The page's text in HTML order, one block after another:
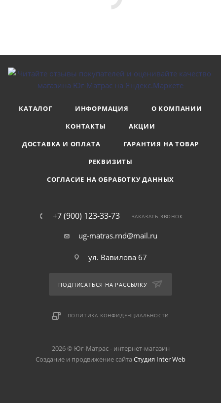
КАТАЛОГ ИНФОРМАЦИЯ
О КОМПАНИИ
КОНТАКТЫ
АКЦИИ
ДОСТАВКА И ОПЛАТА
ГАРАНТИЯ НА ТОВАР
РЕКВИЗИТЫ
СОГЛАСИЕ НА ОБРАБОТКУ ДАННЫХ
+7 (900) 123-33-73 ЗАКАЗАТЬ ЗВОНОК
ug-matras.rnd@mail.ru
ул. Вавилова 67
ПОДПИСАТЬСЯ НА РАССЫЛКУ
ПОЛИТИКА КОНФИДЕНЦИАЛЬНОСТИ
2026 © Юг-Матрас - интернет-магазин
Создание и продвижение сайта Студия Inter Web